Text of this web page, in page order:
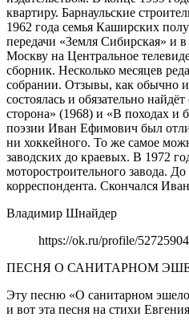
Владимир Шнайдер
https://ok.ru/profile/
ПЕСНЯ О САНИТАРНОМ
Эту песню «О санитарном
и вот эта песня на стихи